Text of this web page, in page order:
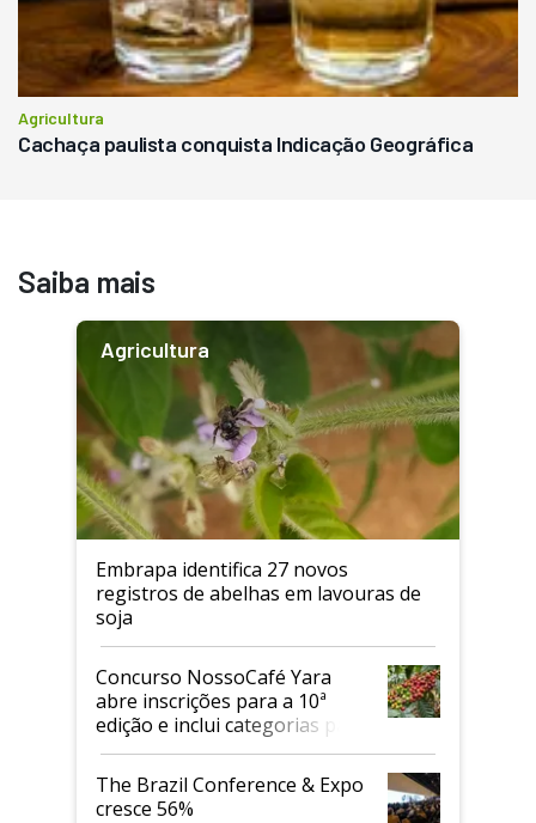
Agricultura
Cachaça paulista conquista Indicação Geográfica
Saiba mais
Agricultura
Embrapa identifica 27 novos
registros de abelhas em lavouras de
soja
Concurso NossoCafé Yara
abre inscrições para a 10ª
edição e inclui categorias para
cafés Canephora
The Brazil Conference & Expo
cresce 56%